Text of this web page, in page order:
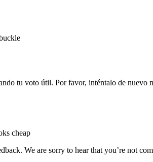
tu voto útil. Por favor, inténtalo de nuevo
cheap
We are sorry to hear that you’re not